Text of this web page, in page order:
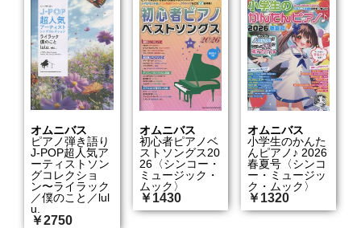
オムニバス
ピアノ弾き語り
J-POP超人気ア
ーティストソン
グコレクショ
ン〜ライラック
／僕のこと／lul
u.
￥2750
オムニバス
初心者ピアノベ
ストソングス20
26〈シンコー・
ミュージック・
ムック〉
￥1430
オムニバス
小学生のかんた
んピアノ♪ 2026
春夏号〈シンコ
ー・ミュージッ
ク・ムック〉
￥1320